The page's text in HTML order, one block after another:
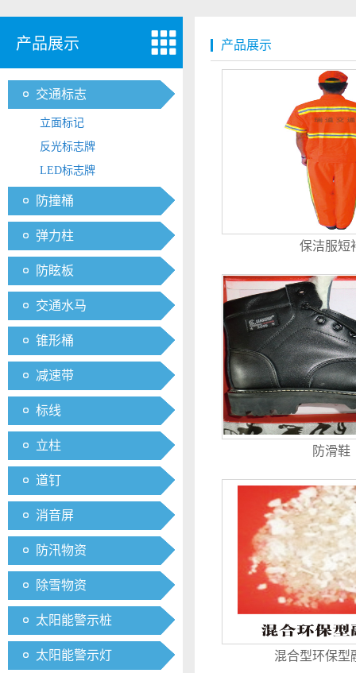
产品展示
交通标志
立面标记
反光标志牌
LED标志牌
防撞桶
弹力柱
防眩板
交通水马
锥形桶
减速带
标线
立柱
道钉
消音屏
防汛物资
除雪物资
太阳能警示桩
太阳能警示灯
产品展示
保洁服短
防滑鞋
混合型环保型